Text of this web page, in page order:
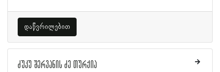
დაწვრილებით
ძუკუ შერვანის ძე თურქია